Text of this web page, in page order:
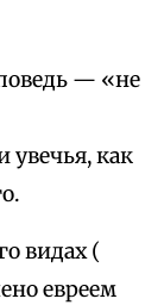
— «не
увечья, как
видах (
евреем